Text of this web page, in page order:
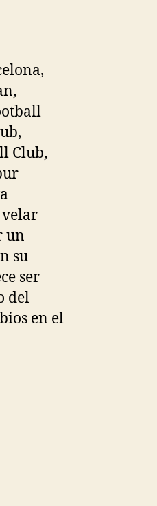
Club,
velar
un
su
ser
del
en el